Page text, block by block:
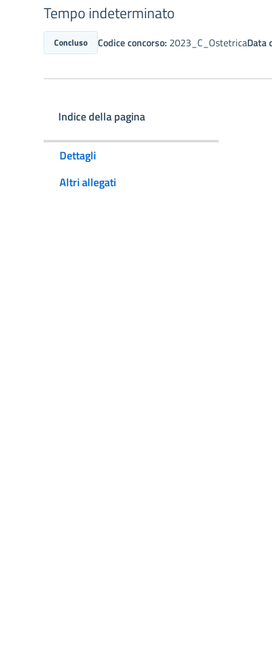
Tempo indeterminato
Concluso Codice concorso: 2023_C_OstetricaData
Indice della pagina
Dettagli
Altri allegati